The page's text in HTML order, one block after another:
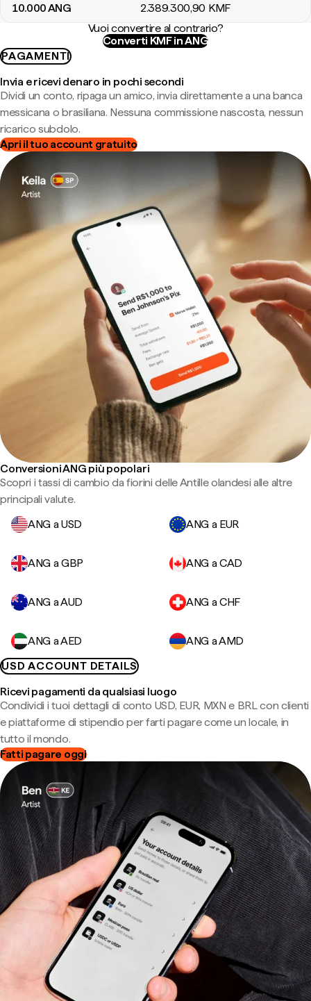
10.000ANG 2.389.300,90 KMF
Vuoi convertire al contrario?
Converti KMF in ANG
PAGAMENTI
Invia e ricevi denaro in pochi secondi
Dividi un conto, ripaga un amico, invia direttamente a una banca
messicana o brasiliana. Nessuna commissione nascosta, nessun
ricarico subdolo.
Apri il tuo account gratuito
Conversioni ANG più popolari
Scopri i tassi di cambio da fiorini delle Antille olandesi alle altre
principali valute.
ANG a USD
ANG a EUR
ANG a GBP ANG a CAD
ANG a AUD ANG a CHF
ANG a AED
ANG a AMD
USD ACCOUNT DETAILS
Ricevi pagamenti da qualsiasi luogo
Condividi i tuoi dettagli di conto USD, EUR, MXN e BRL con clienti
e piattaforme di stipendio per farti pagare come un locale, in
tutto il mondo.
Fatti pagare oggi